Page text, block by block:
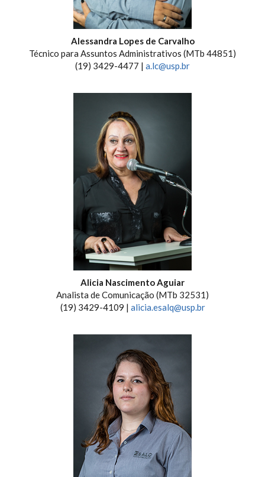
Alessandra Lopes de Carvalho
Técnico para Assuntos Administrativos (MTb 44851)
(19) 3429-4477 | a.lc@usp.br
Alicia Nascimento Aguiar
Analista de Comunicação (MTb 32531)
(19) 3429-4109 | alicia.esalq@usp.br